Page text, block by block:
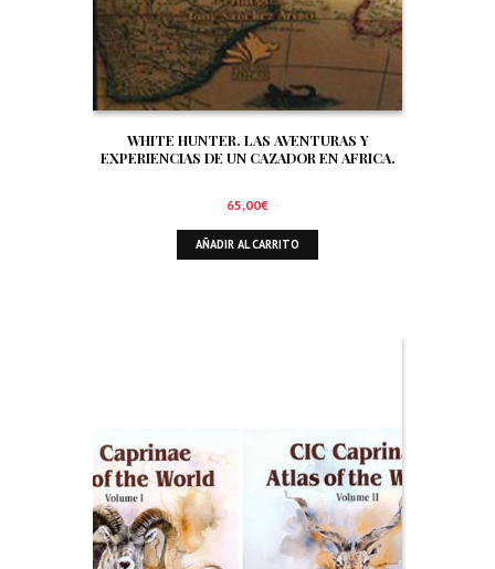
WHITE HUNTER. LAS AVENTURAS Y
EXPERIENCIAS DE UN CAZADOR EN AFRICA.
65,00€
AÑADIR AL CARRITO